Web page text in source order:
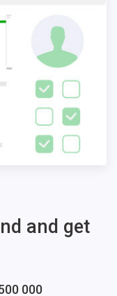
and get
000